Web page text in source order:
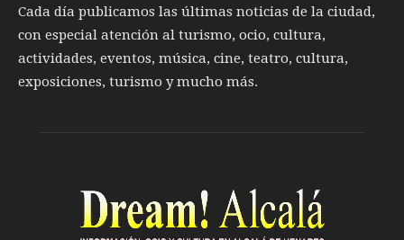
Cada día publicamos las últimas noticias de la ciudad,
con especial atención al turismo, ocio, cultura,
actividades, eventos, música, cine, teatro, cultura,
exposiciones, turismo y mucho más.